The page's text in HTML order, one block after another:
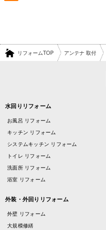
リフォームTOP アンテナ 取付
水回りリフォーム
お風呂 リフォーム
キッチン リフォーム
システムキッチン リフォーム
トイレ リフォーム
洗面所 リフォーム
浴室 リフォーム
外装・外回りリフォーム
外壁 リフォーム
大規模修繕